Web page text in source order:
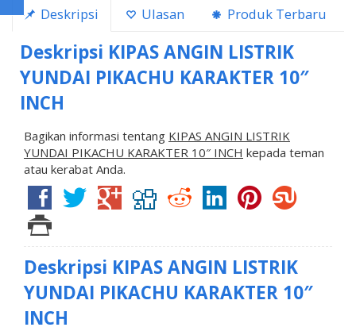
Deskripsi Ulasan Produk Terbaru
Deskripsi KIPAS ANGIN LISTRIK
YUNDAI PIKACHU KARAKTER 10″
INCH
Bagikan informasi tentang KIPAS ANGIN LISTRIK
YUNDAI PIKACHU KARAKTER 10″ INCH kepada teman
atau kerabat Anda.
Deskripsi KIPAS ANGIN LISTRIK
YUNDAI PIKACHU KARAKTER 10″
INCH